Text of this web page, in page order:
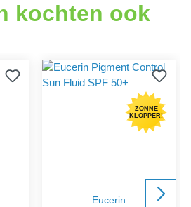
kochten ook
ZONNE
KLOPPER!
Eucerin